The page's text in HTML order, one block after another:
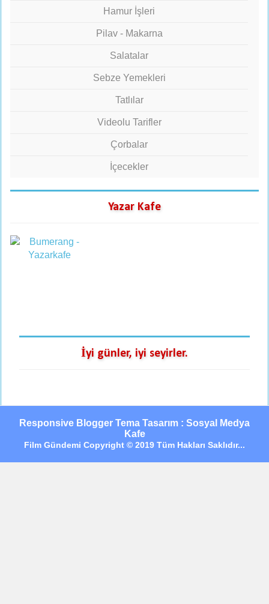
Hamur İşleri
Pilav - Makarna
Salatalar
Sebze Yemekleri
Tatlılar
Videolu Tarifler
Çorbalar
İçecekler
Yazar Kafe
İyi günler, iyi seyirler.
Responsive Blogger Tema Tasarım : Sosyal Medya
Kafe
Film Gündemi Copyright © 2019 Tüm Hakları Saklıdır...